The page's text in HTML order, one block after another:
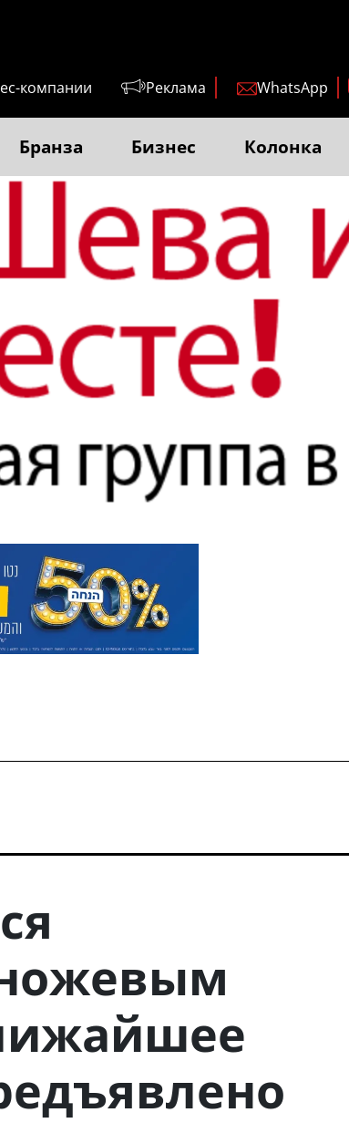
компании Реклама WhatsApp
Бранза Бизнес Колонка